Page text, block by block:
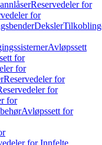
Reservedeler for
for
Deksler
Avløpssett
for
for
Reservedeler for
for
for
Avløpssett for
for Innfelte